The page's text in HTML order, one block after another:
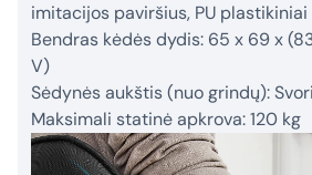
imitacijos paviršius, PU
Bendras kėdės dydis: 65 x 69 x
V)
Sėdynės aukštis (nuo grindų):
Maksimali statinė apkrova: 120 kg